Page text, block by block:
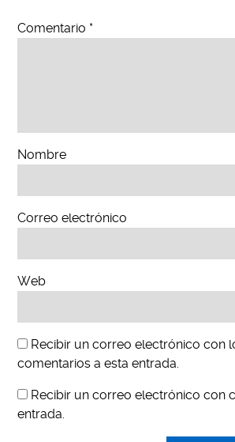
Comentario *
Nombre
Correo electrónico
Web
Recibir un correo electrónico con
comentarios a esta entrada.
Recibir un correo electrónico con
entrada.